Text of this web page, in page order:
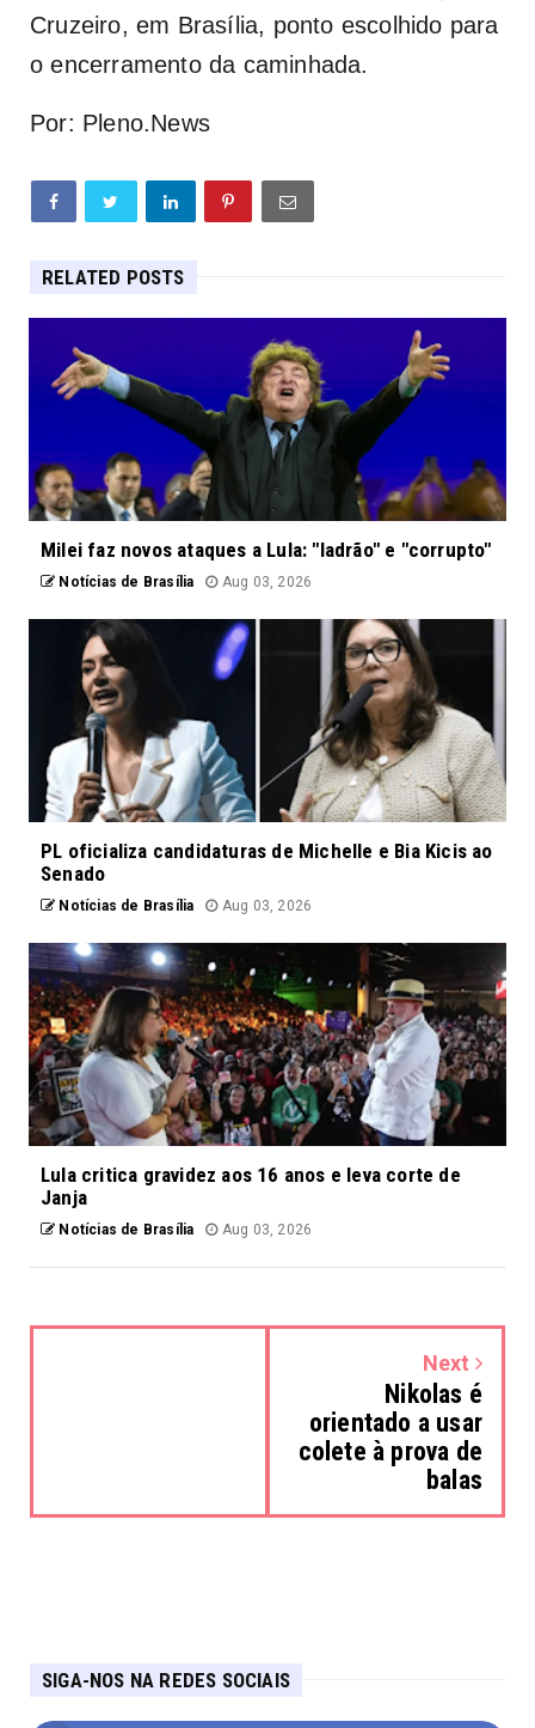
Cruzeiro, em Brasília, ponto escolhido para
o encerramento da caminhada.
Por: Pleno.News
RELATED POSTS
Milei faz novos ataques a Lula: "ladrão" e "corrupto"
Notícias de Brasília Aug 03, 2026
PL oficializa candidaturas de Michelle e Bia Kicis ao
Senado
Notícias de Brasília Aug 03, 2026
Lula critica gravidez aos 16 anos e leva corte de
Janja
Notícias de Brasília Aug 03, 2026
Next
Nikolas é
orientado a usar
colete à prova de
balas
SIGA-NOS NA REDES SOCIAIS